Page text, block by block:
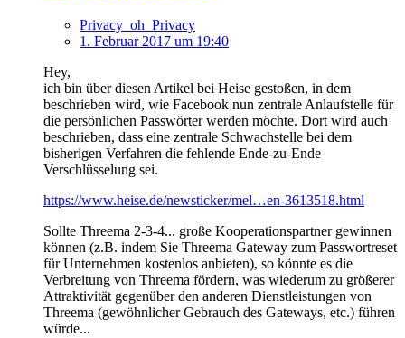
Privacy_oh_Privacy
1. Februar 2017 um 19:40
Hey,
ich bin über diesen Artikel bei Heise gestoßen, in dem
beschrieben wird, wie Facebook nun zentrale Anlaufstelle für
die persönlichen Passwörter werden möchte. Dort wird auch
beschrieben, dass eine zentrale Schwachstelle bei dem
bisherigen Verfahren die fehlende Ende-zu-Ende
Verschlüsselung sei.
https://www.heise.de/newsticker/mel…en-3613518.html
Sollte Threema 2-3-4... große Kooperationspartner gewinnen
können (z.B. indem Sie Threema Gateway zum Passwortreset
für Unternehmen kostenlos anbieten), so könnte es die
Verbreitung von Threema fördern, was wiederum zu größerer
Attraktivität gegenüber den anderen Dienstleistungen von
Threema (gewöhnlicher Gebrauch des Gateways, etc.) führen
würde...